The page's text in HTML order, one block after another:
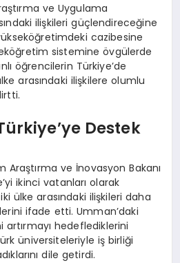
ve Uygulama
ilişkileri güçlendireceğine
cazibesine
sistemine övgülerde
öğrencilerin Türkiye’de
arasındaki ilişkilere olumlu
Destek
ve İnovasyon Bakanı
ikinci vatanları olarak
ülke arasındaki ilişkileri daha
ifade etti. Umman’daki
hedeflediklerini
üniversiteleriyle iş birliği
dile getirdi.